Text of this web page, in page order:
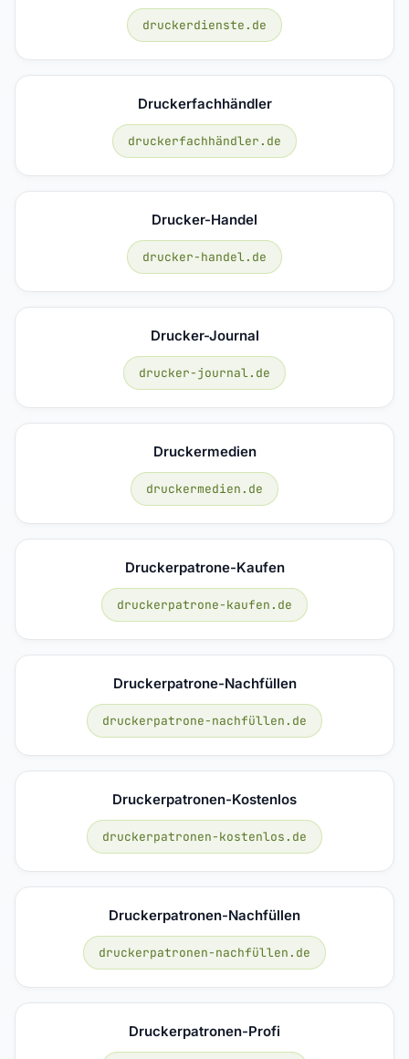
druckerdienste.de
Druckerfachhändler
druckerfachhändler.de
Drucker-Handel
drucker-handel.de
Drucker-Journal
drucker-journal.de
Druckermedien
druckermedien.de
Druckerpatrone-Kaufen
druckerpatrone-kaufen.de
Druckerpatrone-Nachfüllen
druckerpatrone-nachfüllen.de
Druckerpatronen-Kostenlos
druckerpatronen-kostenlos.de
Druckerpatronen-Nachfüllen
druckerpatronen-nachfüllen.de
Druckerpatronen-Profi